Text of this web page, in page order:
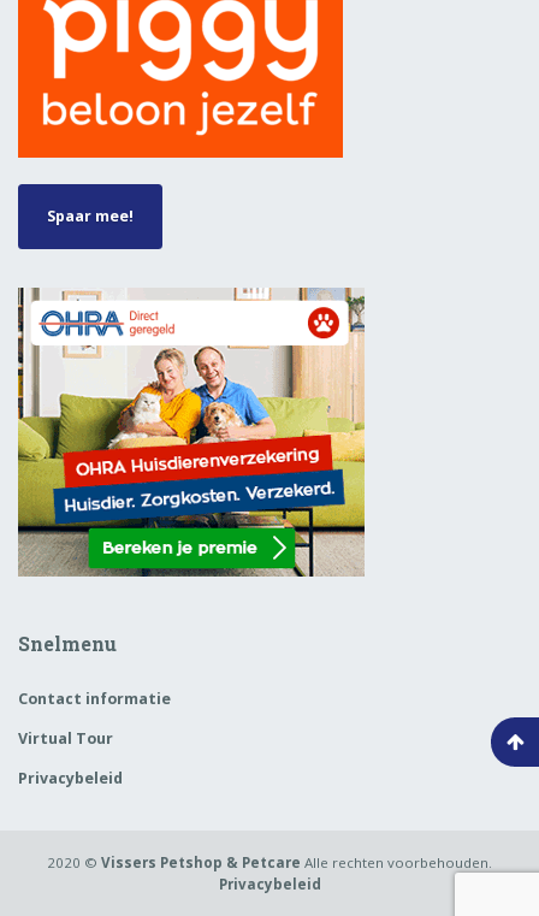
Spaar mee!
Snelmenu
Contact informatie
Virtual Tour
Privacybeleid
2020 © Vissers Petshop & Petcare Alle rechten voorbehouden.
Privacybeleid